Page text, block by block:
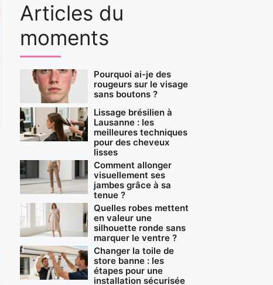
Articles du
moments
Pourquoi ai-je des
rougeurs sur le visage
sans boutons ?
Lissage brésilien à
Lausanne : les
meilleures techniques
pour des cheveux
lisses
Comment allonger
visuellement ses
jambes grâce à sa
tenue ?
Quelles robes mettent
en valeur une
silhouette ronde sans
marquer le ventre ?
Changer la toile de
store banne : les
étapes pour une
installation sécurisée